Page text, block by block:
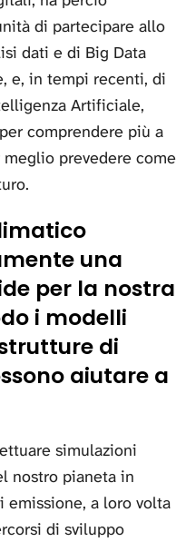
di partecipare allo
dati e di Big Data
e, in tempi recenti, di
Artificiale,
comprendere più a
prevedere come
una
per la nostra
i modelli
di
aiutare a
simulazioni
nostro pianeta in
emissione, a loro volta
di sviluppo